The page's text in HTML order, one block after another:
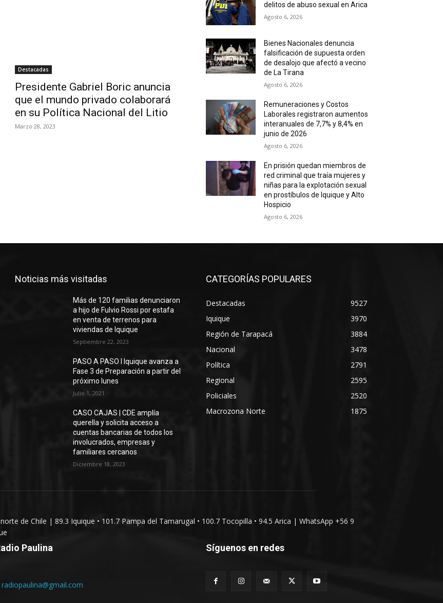
Destacadas
Presidente Gabriel Boric anuncia
que el mundo privado colaborará
en su Política Nacional del Litio
Marzo 28, 2023
delitos de abuso sexual en Arica
Agosto 6, 2026
Bienes Nacionales denuncia
falsificación de supuesta orden
de desalojo que afectó a vecino
de La Tirana
Agosto 6, 2026
Remuneraciones y Costos
Laborales registraron aumentos
interanuales de 7,7% y 8,4% en
junio de 2026
Agosto 6, 2026
En prisión quedan miembros de
red criminal que traía mujeres y
niñas para la explotación sexual
en prostíbulos de Iquique y Alto
Hospicio
Agosto 6, 2026
Noticias más visitadas
Más de 120 familias denunciaron
a hijo de Fulvio Rossi por estafa
en venta de terrenos para
viviendas de Iquique
Septiembre 22, 2023
PASO A PASO I Iquique avanza a
Fase 3 de Preparación a partir del
próximo lunes
Julio 1, 2021
CASO CAJAS | CDE amplía
querella y solicita acceso a
cuentas bancarias de todos los
involucrados, empresas y
familiares cercanos
Diciembre 18, 2023
CATEGORÍAS POPULARES
Destacadas
9527
Iquique
3970
Región de Tarapacá
3884
Nacional
3478
Política
2791
Regional
2595
Policiales
2520
Macrozona Norte
1875
de Chile | 89.3 Iquique • 101.7 Pampa del Tamarugal • 100.7 Tocopilla • 94.5 Arica | WhatsApp +56 9
Paulina
radiopaulina@gmail.com
Síguenos en redes